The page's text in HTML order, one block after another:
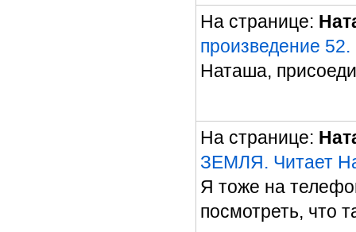
На странице:
произведение
Наташа,
На странице:
ЗЕМЛЯ. Читает
Я тоже на
посмотреть, что